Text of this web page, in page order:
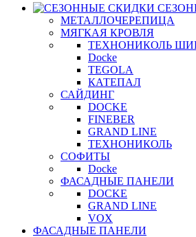
МЕТАЛЛОЧЕРЕПИЦА
МЯГКАЯ КРОВЛЯ
ТЕХНОНИКОЛЬ
Docke
TEGOLA
КАТЕПАЛ
САЙДИНГ
DOCKE
FINEBER
GRAND LINE
ТЕХНОНИКОЛЬ
СОФИТЫ
Docke
ФАСАДНЫЕ ПАНЕЛИ
DOCKE
GRAND LINE
VOX
ФАСАДНЫЕ ПАНЕЛИ